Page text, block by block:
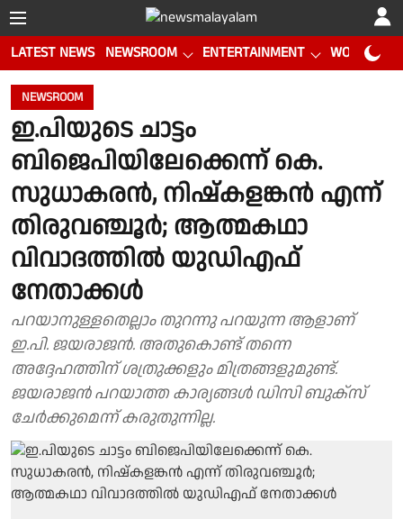
LATEST NEWS NEWSROOM ENTERTAINMENT WORLD CUP
NEWSROOM
ഇ.പിയുടെ ചാട്ടം
ബിജെപിയിലേക്കെന്ന് കെ.
സുധാകരന്‍, നിഷ്‌കളങ്കന്‍ എന്ന്
തിരുവഞ്ചൂര്‍; ആത്മകഥാ
വിവാദത്തില്‍ യുഡിഎഫ്
നേതാക്കള്‍
പറയാനുള്ളതെല്ലാം തുറന്നു പറയുന്ന ആളാണ്
ഇ.പി. ജയരാജന്‍. അതുകൊണ്ട് തന്നെ
അദ്ദേഹത്തിന് ശത്രുക്കളും മിത്രങ്ങളുമുണ്ട്.
ജയരാജന്‍ പറയാത്ത കാര്യങ്ങള്‍ ഡിസി ബുക്‌സ്
ചേര്‍ക്കുമെന്ന് കരുതുന്നില്ല.